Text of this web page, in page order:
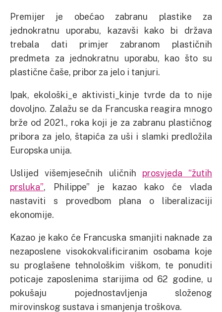
Premijer je obećao zabranu plastike za
jednokratnu uporabu, kazavši kako bi država
trebala dati primjer zabranom plastičnih
predmeta za jednokratnu uporabu, kao što su
plastične čaše, pribor za jelo i tanjuri.
Ipak, ekološki_e aktivisti_kinje tvrde da to nije
dovoljno. Zalažu se da Francuska reagira mnogo
brže od 2021., roka koji je za zabranu plastičnog
pribora za jelo, štapića za uši i slamki predložila
Europska unija.
Uslijed višemjesečnih uličnih prosvjeda “žutih
prsluka”, Philippe” je kazao kako će vlada
nastaviti s provedbom plana o liberalizaciji
ekonomije.
Kazao je kako će Francuska smanjiti naknade za
nezaposlene visokokvalificiranim osobama koje
su proglašene tehnološkim viškom, te ponuditi
poticaje zaposlenima starijima od 62 godine, u
pokušaju pojednostavljenja složenog
mirovinskog sustava i smanjenja troškova.